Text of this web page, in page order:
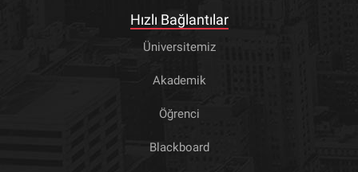
Hızlı Bağlantılar
Üniversitemiz
Akademik
Öğrenci
Blackboard